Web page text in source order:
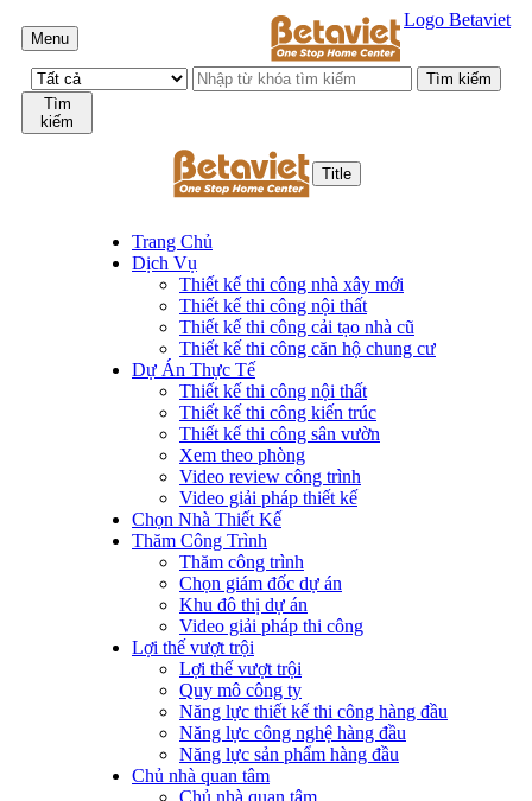
Menu
Logo Betaviet
Tìm
kiếm
Title
Trang Chủ
Dịch Vụ
Thiết kế thi công nhà xây mới
Thiết kế thi công nội thất
Thiết kế thi công cải tạo nhà cũ
Thiết kế thi công căn hộ chung cư
Dự Án Thực Tế
Thiết kế thi công nội thất
Thiết kế thi công kiến trúc
Thiết kế thi công sân vườn
Xem theo phòng
Video review công trình
Video giải pháp thiết kế
Chọn Nhà Thiết Kế
Thăm Công Trình
Thăm công trình
Chọn giám đốc dự án
Khu đô thị dự án
Video giải pháp thi công
Lợi thế vượt trội
Lợi thế vượt trội
Quy mô công ty
Năng lực thiết kế thi công hàng đầu
Năng lực công nghệ hàng đầu
Năng lực sản phẩm hàng đầu
Chủ nhà quan tâm
Chủ nhà quan tâm